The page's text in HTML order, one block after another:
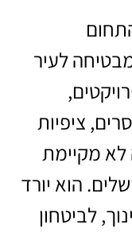
לעיר
ציפיות
לא מקיימת
הוא יורד
לביטחון